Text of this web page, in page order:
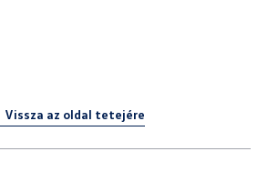
Vissza az oldal tetejére